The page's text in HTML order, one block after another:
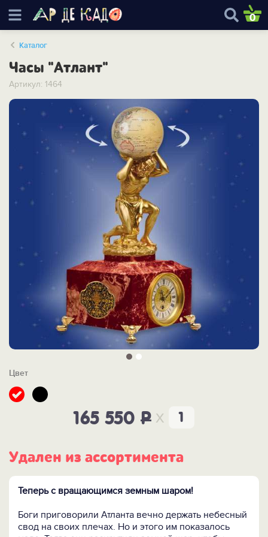
0
Каталог
Часы "Атлант"
Артикул: 1464
Цвет
165 550 P x
Удален из ассортимента
Теперь с вращающимся земным шаром!
Боги приговорили Атланта вечно держать небесный
свод на своих плечах. Но и этого им показалось